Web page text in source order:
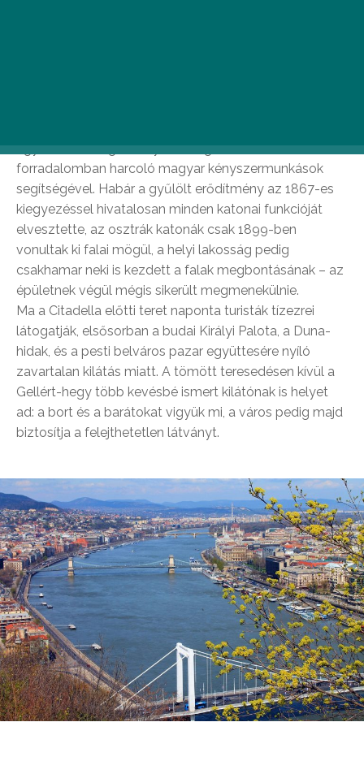
egyetemi Csillagda helyére, méghozzá a
forradalomban harcoló magyar kényszermunkások
segítségével. Habár a gyűlölt erődítmény az 1867-es
kiegyezéssel hivatalosan minden katonai funkcióját
elvesztette, az osztrák katonák csak 1899-ben
vonultak ki falai mögül, a helyi lakosság pedig
csakhamar neki is kezdett a falak megbontásának – az
épületnek végül mégis sikerült megmenekülnie.
Ma a Citadella előtti teret naponta turisták tízezrei
látogatják, elsősorban a budai Királyi Palota, a Duna-
hidak, és a pesti belváros pazar együttesére nyíló
zavartalan kilátás miatt. A tömött teresedésen kívül a
Gellért-hegy több kevésbé ismert kilátónak is helyet
ad: a bort és a barátokat vigyük mi, a város pedig majd
biztosítja a felejthetetlen látványt.